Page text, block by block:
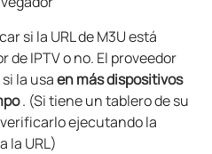
si la URL de M3U está
de IPTV o no. El proveedor
si la usaen más dispositivos
. (Si tiene un tablero de su
ejecutando la
la URL)